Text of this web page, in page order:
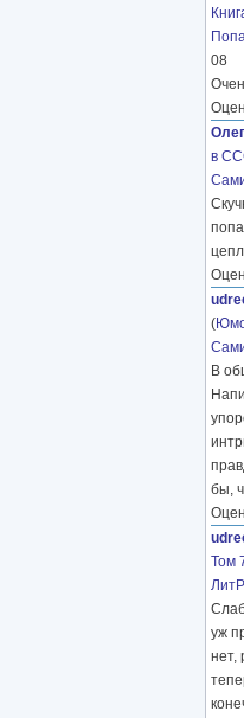
08
в
(
В
бы,
Том
уж
нет,